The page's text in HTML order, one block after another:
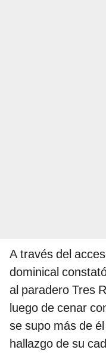
A través del
dominical
al paradero Tres
luego de cenar
se supo más de
hallazgo de su